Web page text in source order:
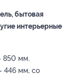
бытовая
интерьерные
850 мм.
446 мм, со